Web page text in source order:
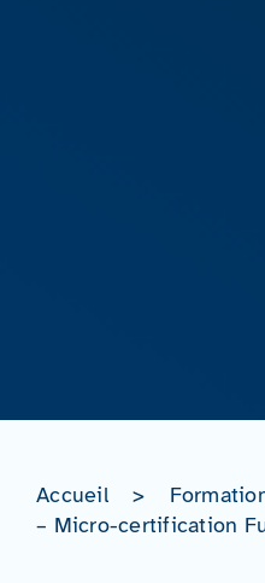
Accueil >
– Micro-certification